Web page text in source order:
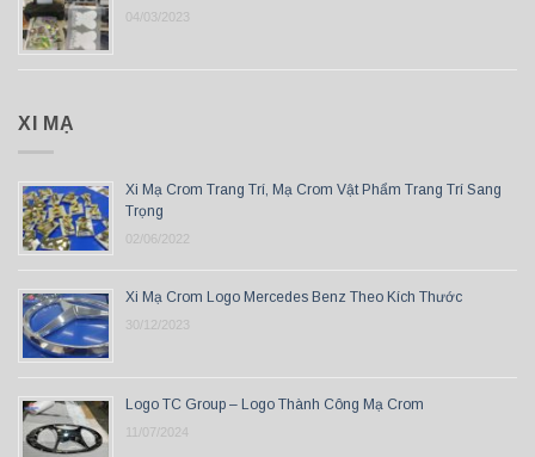
04/03/2023
XI MẠ
Xi Mạ Crom Trang Trí, Mạ Crom Vật Phẩm Trang Trí Sang
Trọng
02/06/2022
Xi Mạ Crom Logo Mercedes Benz Theo Kích Thước
30/12/2023
Logo TC Group – Logo Thành Công Mạ Crom
11/07/2024